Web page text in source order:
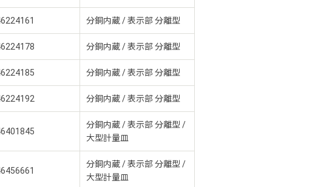
分銅内蔵 / 表示部 分離型
分銅内蔵 / 表示部 分離型
分銅内蔵 / 表示部 分離型
分銅内蔵 / 表示部 分離型
分銅内蔵 / 表示部 分離型 /
大型計量皿
分銅内蔵 / 表示部 分離型 /
大型計量皿